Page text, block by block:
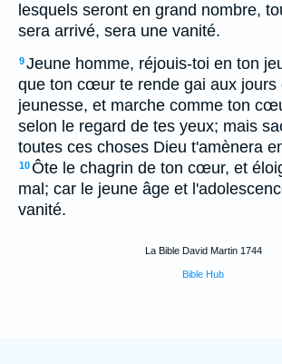
lesquels seront en grand nombre,
sera arrivé, sera une vanité.
9Jeune homme, réjouis-toi en ton
que ton cœur te rende gai aux jours
jeunesse, et marche comme ton
selon le regard de tes yeux; mais
toutes ces choses Dieu t'amènera
10Ôte le chagrin de ton cœur, et
mal; car le jeune âge et
vanité.
La Bible David Martin 1744
Bible Hub